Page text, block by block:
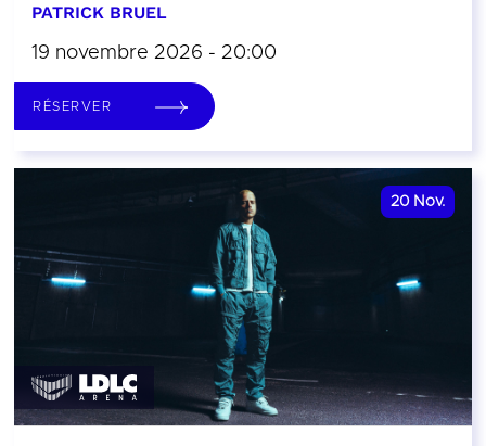
PATRICK BRUEL
19 novembre 2026 - 20:00
RÉSERVER
20 Nov.